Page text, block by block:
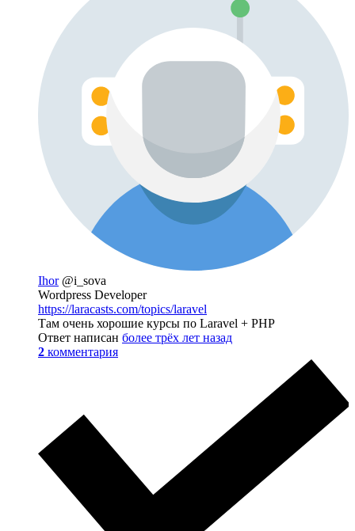
Ihor @i_sova
Wordpress Developer
https://laracasts.com/topics/laravel
Там очень хорошие курсы по Laravel + PHP
Ответ написан более трёх лет назад
2 комментария